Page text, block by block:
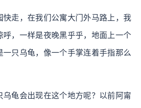
快走，在我们公寓大门外马路上，我
呼，一样是夜晚黑乎乎，地面上一个
一只乌龟，像一个手掌连着手指那么
乌龟会出现在这个地方呢？以前阿甯